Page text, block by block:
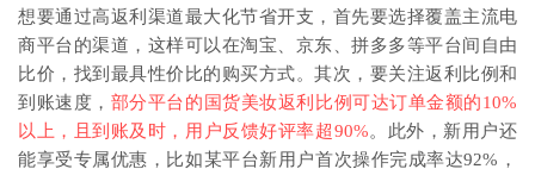
想要通过高返利渠道最大化节省开支，首先要选择覆盖主流电
商平台的渠道，这样可以在淘宝、京东、拼多多等平台间自由
比价，找到最具性价比的购买方式。其次，要关注返利比例和
到账速度， 部分平台的国货美妆返利比例可达订单金额的10%
以上，且到账及时，用户反馈好评率超90%。此外，新用户还
能享受专属优惠，比如某平台新用户首次操作完成率达92%，